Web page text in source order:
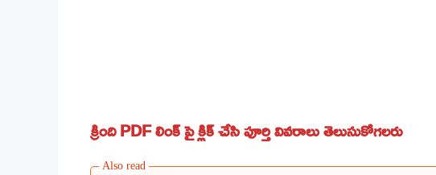
క్రింది PDF లింక్ పై క్లిక్ చేసి పూర్తి వివరాలు తెలుసుకోగలరు